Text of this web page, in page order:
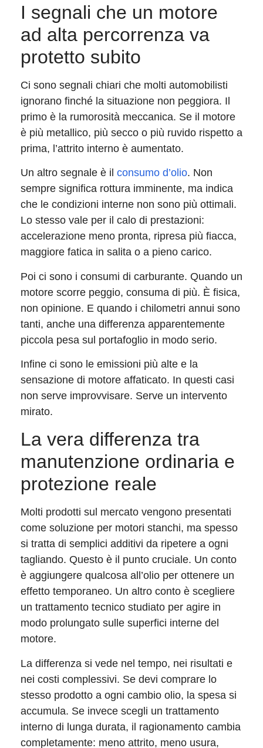
I segnali che un motore
ad alta percorrenza va
protetto subito
Ci sono segnali chiari che molti automobilisti
ignorano finché la situazione non peggiora. Il
primo è la rumorosità meccanica. Se il motore
è più metallico, più secco o più ruvido rispetto a
prima, l’attrito interno è aumentato.
Un altro segnale è il consumo d’olio. Non
sempre significa rottura imminente, ma indica
che le condizioni interne non sono più ottimali.
Lo stesso vale per il calo di prestazioni:
accelerazione meno pronta, ripresa più fiacca,
maggiore fatica in salita o a pieno carico.
Poi ci sono i consumi di carburante. Quando un
motore scorre peggio, consuma di più. È fisica,
non opinione. E quando i chilometri annui sono
tanti, anche una differenza apparentemente
piccola pesa sul portafoglio in modo serio.
Infine ci sono le emissioni più alte e la
sensazione di motore affaticato. In questi casi
non serve improvvisare. Serve un intervento
mirato.
La vera differenza tra
manutenzione ordinaria e
protezione reale
Molti prodotti sul mercato vengono presentati
come soluzione per motori stanchi, ma spesso
si tratta di semplici additivi da ripetere a ogni
tagliando. Questo è il punto cruciale. Un conto
è aggiungere qualcosa all’olio per ottenere un
effetto temporaneo. Un altro conto è scegliere
un trattamento tecnico studiato per agire in
modo prolungato sulle superfici interne del
motore.
La differenza si vede nel tempo, nei risultati e
nei costi complessivi. Se devi comprare lo
stesso prodotto a ogni cambio olio, la spesa si
accumula. Se invece scegli un trattamento
interno di lunga durata, il ragionamento cambia
completamente: meno attrito, meno usura,